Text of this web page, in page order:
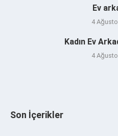
Ev
4
Kadın Ev
4
Son İçerikler